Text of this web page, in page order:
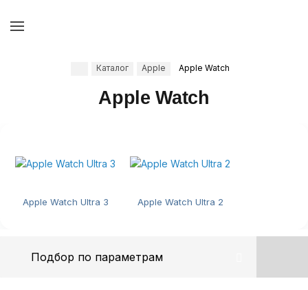
Каталог Apple Apple Watch
Apple Watch
Apple Watch Ultra 3 Apple Watch Ultra 2
Подбор по параметрам